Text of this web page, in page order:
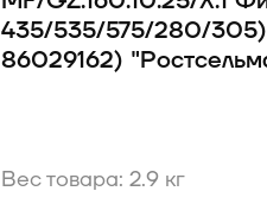
435/535/575/280/
86029162)
Вес товара: 2.9 кг